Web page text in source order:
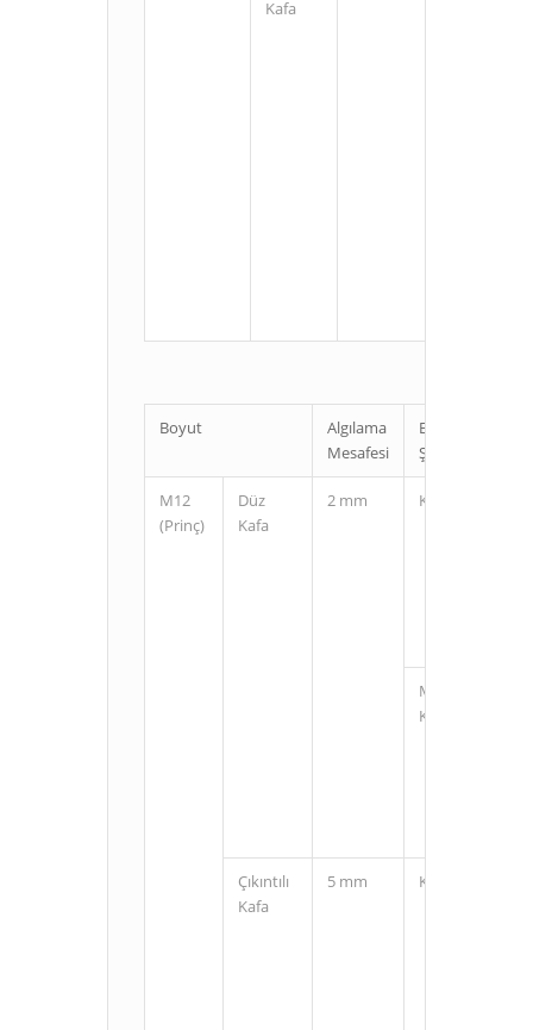
Kafa
Boyut
Algılama
Mesafesi
Bağlantı
Şekli
M12
(Prinç)
Düz
Kafa
2 mm Kablolu
M12
Konnektörlü
Çıkıntılı
Kafa
5 mm Kablolu